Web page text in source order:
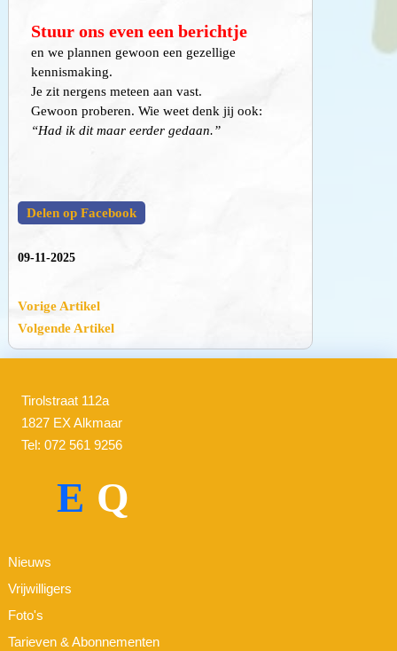
Stuur ons even een berichtje
en we plannen gewoon een gezellige
kennismaking.
Je zit nergens meteen aan vast.
Gewoon proberen. Wie weet denk jij ook:
“Had ik dit maar eerder gedaan.”
Delen op Facebook
09-11-2025
Vorige Artikel
Volgende Artikel
Tirolstraat 112a
1827 EX Alkmaar
Tel: 072 561 9256
E Q
Nieuws
Vrijwilligers
Foto's
Tarieven & Abonnementen